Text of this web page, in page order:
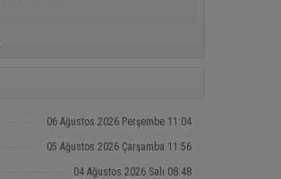
06 Ağustos 2026 Perşembe 11:04
05 Ağustos 2026 Çarşamba 11:56
04 Ağustos 2026 Salı 08:48